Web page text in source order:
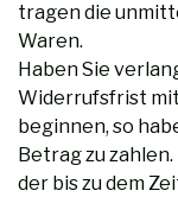
tragen die
Waren.
Haben Sie
Widerrufsfrist
beginnen, so
Betrag zu
der bis zu dem